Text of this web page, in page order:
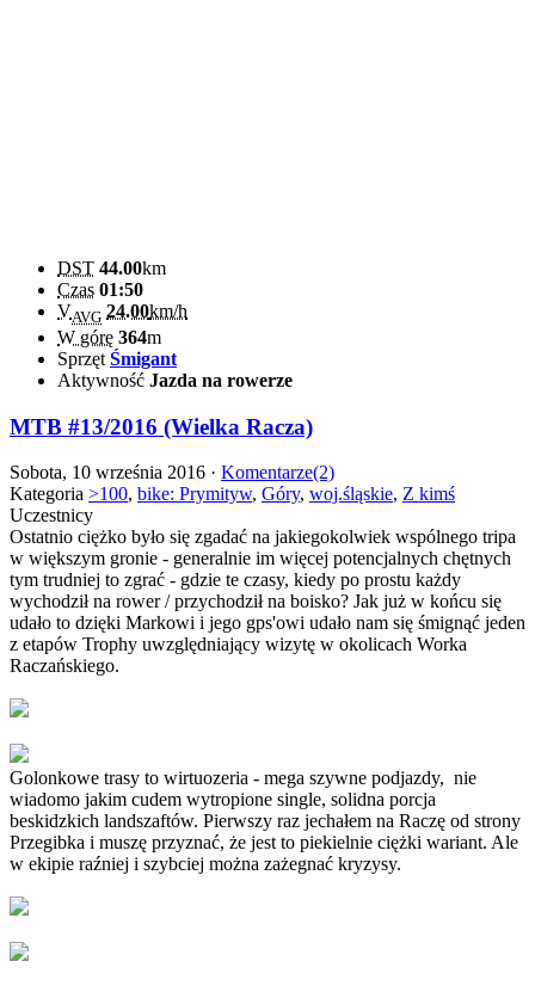
DST 44.00km
Czas 01:50
VAVG 24.00km/h
W górę 364m
Sprzęt Śmigant
Aktywność Jazda na rowerze
MTB #13/2016 (Wielka Racza)
Sobota, 10 września 2016 · Komentarze(2)
Kategoria >100, bike: Prymityw, Góry, woj.śląskie, Z kimś
Uczestnicy
Ostatnio ciężko było się zgadać na jakiegokolwiek wspólnego tripa
w większym gronie - generalnie im więcej potencjalnych chętnych
tym trudniej to zgrać - gdzie te czasy, kiedy po prostu każdy
wychodził na rower / przychodził na boisko? Jak już w końcu się
udało to dzięki Markowi i jego gps'owi udało nam się śmignąć jeden
z etapów Trophy uwzględniający wizytę w okolicach Worka
Raczańskiego.
Golonkowe trasy to wirtuozeria - mega szywne podjazdy, nie
wiadomo jakim cudem wytropione single, solidna porcja
beskidzkich landszaftów. Pierwszy raz jechałem na Raczę od strony
Przegibka i muszę przyznać, że jest to piekielnie ciężki wariant. Ale
w ekipie raźniej i szybciej można zażegnać kryzysy.